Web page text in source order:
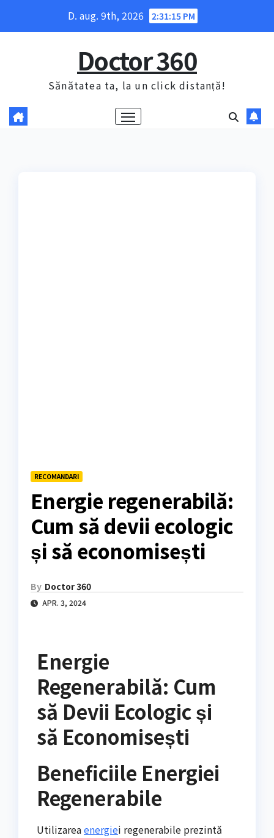
D. aug. 9th, 2026 2:31:16 PM
Doctor 360
Sănătatea ta, la un click distanță!
RECOMANDARI
Energie regenerabilă:
Cum să devii ecologic
și să economisești
By Doctor 360
APR. 3, 2024
Energie
Regenerabilă: Cum
să Devii Ecologic și
să Economisești
Beneficiile Energiei
Regenerabile
Utilizareaenergiei regenerabile prezintă